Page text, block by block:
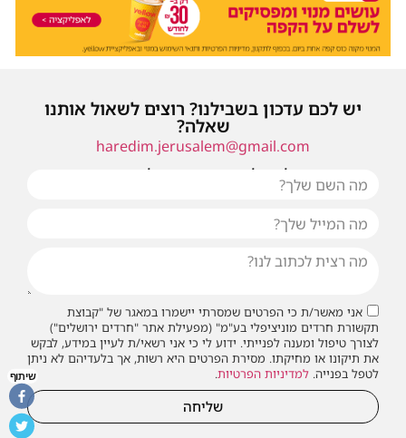
יש לכם עדכון בשבילנו? רוצים לשאול אותנו
שאלה?
haredim.jerusalem@gmail.com
או שילחו אלינו פנייה ונחזור אליכם בהקדם
אני מאשר/ת כי הפרטים שמסרתי יישמרו במאגר של "קבוצת
תקשורת חרדים מוניציפלי בע"מ" (מפעילת אתר "חרדים ירושלים")
לצורך טיפול ומענה לפנייתי. ידוע לי כי אני רשאי/ת לעיין במידע, לבקש
את תיקונו או מחיקתו. מסירת הפרטים היא רשות, אך בלעדיהם לא ניתן
לטפל בפנייה. למדיניות הפרטיות.
שליחה
שיתוף